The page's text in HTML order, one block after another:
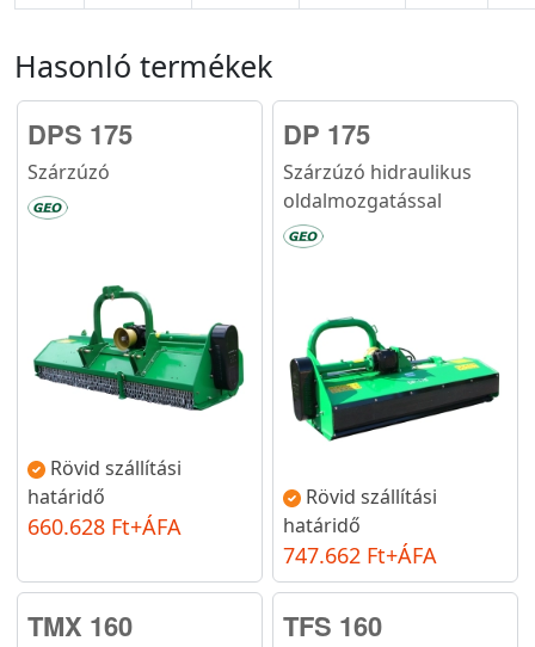
Hasonló termékek
DPS 175
Szárzúzó
Rövid szállítási
határidő
660.628 Ft+ÁFA
DP 175
Szárzúzó hidraulikus
oldalmozgatással
Rövid szállítási
határidő
747.662 Ft+ÁFA
TMX 160 TFS 160